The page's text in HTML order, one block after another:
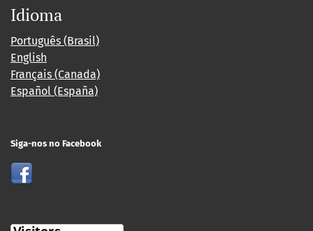
Idioma
Português (Brasil)
English
Français (Canada)
Español (España)
Siga-nos no Facebook